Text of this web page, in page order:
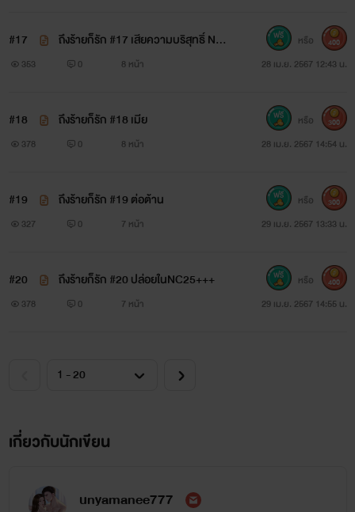
#17
ถึงร้ายก็รัก #17 เสียความบริสุทธิ์ NC2
5+++
353 0 8 หน้า 28 เม.ย. 2567 12:43 น.
หรือ 400
#18 ถึงร้ายก็รัก #18 เมีย
378 0 8 หน้า 28 เม.ย. 2567 14:54 น.
หรือ 300
#19 ถึงร้ายก็รัก #19 ต่อต้าน
327 0 7 หน้า 29 เม.ย. 2567 13:33 น.
หรือ 300
#20 ถึงร้ายก็รัก #20 ปล่อยในNC25+++
378 0 7 หน้า 29 เม.ย. 2567 14:55 น.
หรือ 400
เกี่ยวกับนักเขียน
unyamanee777